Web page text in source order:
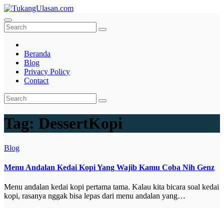
Skip
to
content
TukangUlasan.com
Baca Aja Dulu!
Beranda
Blog
Privacy Policy
Contact
Tag: DessertKopi
Blog
Menu Andalan Kedai Kopi Yang Wajib Kamu Coba Nih Genz
Menu andalan kedai kopi pertama tama. Kalau kita bicara soal kedai
kopi, rasanya nggak bisa lepas dari menu andalan yang…